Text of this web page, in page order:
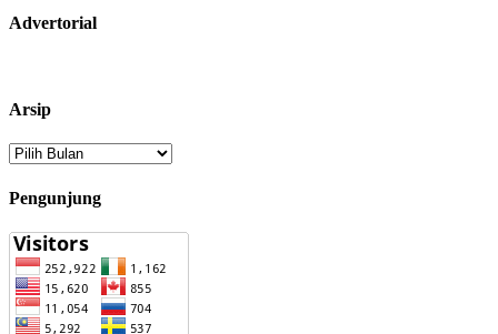
Advertorial
Arsip
Arsip
Pengunjung